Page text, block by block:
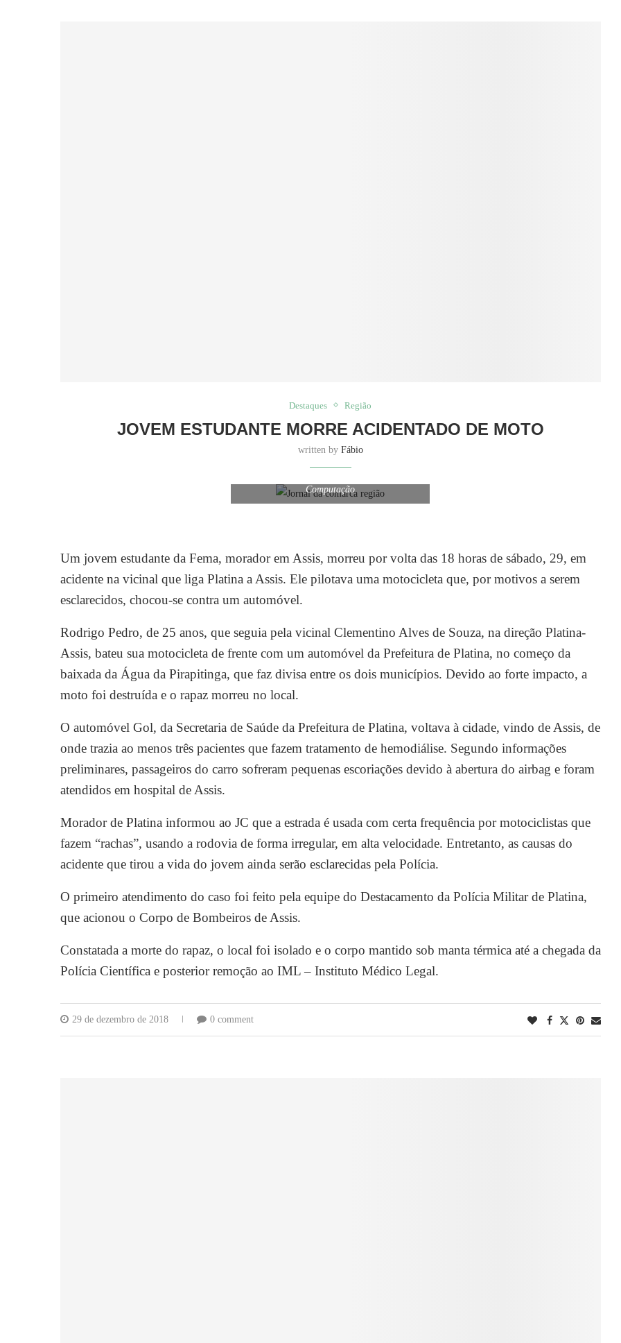
Destaques Região
JOVEM ESTUDANTE MORRE ACIDENTADO DE MOTO
written by Fábio
Computação
Um jovem estudante da Fema, morador em Assis, morreu por volta das 18 horas de sábado, 29, em
acidente na vicinal que liga Platina a Assis. Ele pilotava uma motocicleta que, por motivos a serem
esclarecidos, chocou-se contra um automóvel.
Rodrigo Pedro, de 25 anos, que seguia pela vicinal Clementino Alves de Souza, na direção Platina-
Assis, bateu sua motocicleta de frente com um automóvel da Prefeitura de Platina, no começo da
baixada da Água da Pirapitinga, que faz divisa entre os dois municípios. Devido ao forte impacto, a
moto foi destruída e o rapaz morreu no local.
O automóvel Gol, da Secretaria de Saúde da Prefeitura de Platina, voltava à cidade, vindo de Assis, de
onde trazia ao menos três pacientes que fazem tratamento de hemodiálise. Segundo informações
preliminares, passageiros do carro sofreram pequenas escoriações devido à abertura do airbag e foram
atendidos em hospital de Assis.
Morador de Platina informou ao JC que a estrada é usada com certa frequência por motociclistas que
fazem “rachas”, usando a rodovia de forma irregular, em alta velocidade. Entretanto, as causas do
acidente que tirou a vida do jovem ainda serão esclarecidas pela Polícia.
O primeiro atendimento do caso foi feito pela equipe do Destacamento da Polícia Militar de Platina,
que acionou o Corpo de Bombeiros de Assis.
Constatada a morte do rapaz, o local foi isolado e o corpo mantido sob manta térmica até a chegada da
Polícia Científica e posterior remoção ao IML – Instituto Médico Legal.
29 de dezembro de 2018 0 comment